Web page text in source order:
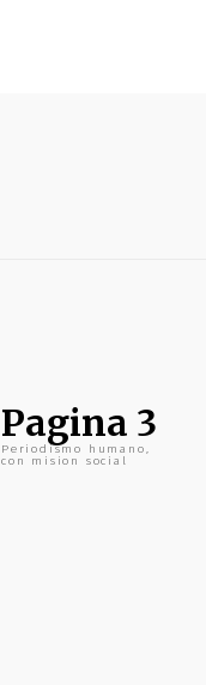
Pagina 3
Periodismo humano,
con mision social